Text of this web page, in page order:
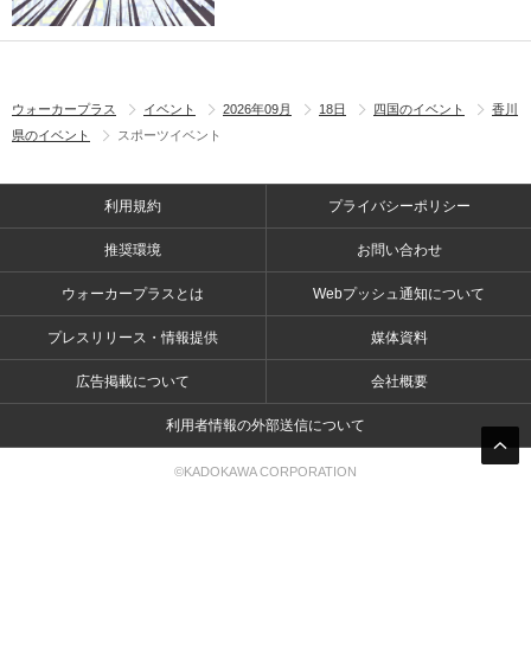
ウォーカープラス イベント 2026年09月 18日 四国のイベント
香川
県のイベント
スポーツイベント
利用規約 プライバシーポリシー
推奨環境 お問い合わせ
ウォーカープラスとは Webプッシュ通知について
プレスリリース・情報提供 媒体資料
広告掲載について 会社概要
利用者情報の外部送信について
©KADOKAWA CORPORATION